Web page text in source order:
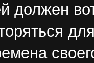
должен